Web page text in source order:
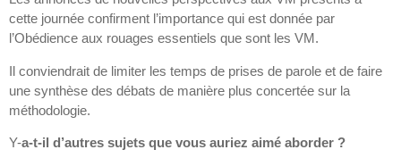
cette journée confirment l’importance qui est donnée par
l’Obédience aux rouages essentiels que sont les VM.
Il conviendrait de limiter les temps de prises de parole et de faire
une synthèse des débats de manière plus concertée sur la
méthodologie.
Y-a-t-il d’autres sujets que vous auriez aimé aborder ?